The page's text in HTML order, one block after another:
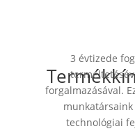
3 évtizede
forgalmazásával.
technológiai